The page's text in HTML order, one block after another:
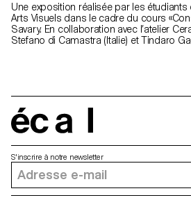
Une exposition réalisée par les
Arts Visuels dans le cadre du cours
Savary. En collaboration avec l’atelier
Stefano di Camastra (Italie) et Tindaro
S'inscrire à notre newsletter